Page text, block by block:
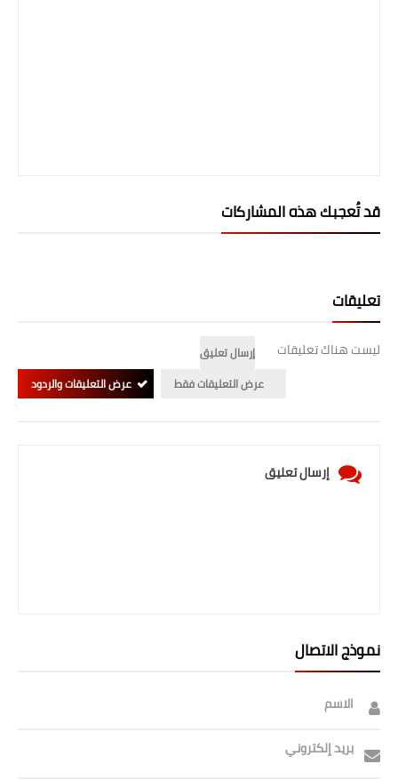
قد تُعجبك هذه المشاركات
تعليقات
ليست هناك تعليقات
إرسال تعليق
عرض التعليقات فقط
عرض التعليقات والردود
إرسال تعليق
نموذج الاتصال
الاسم
بريد إلكتروني